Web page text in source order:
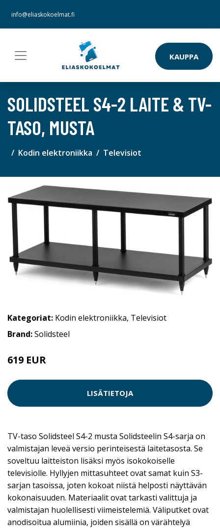
info@eliaskokoelmat.fi
KAUPPA
SOLIDSTEEL S4-2 LAITE & TV-
TASO, MUSTA
Kodin elektroniikka Televisiot
Kategoriat: Kodin elektroniikka, Televisiot
Brand:Solidsteel
619 EUR
LISÄTIETOJA
TV-taso Solidsteel S4-2 musta Solidsteelin S4-sarja on
valmistajan leveä versio perinteisestä laitetasosta. Se
soveltuu laitteiston lisäksi myös isokokoiselle
televisiolle. Hyllyjen mittasuhteet ovat samat kuin S3-
sarjan tasoissa, joten kokoat niistä helposti näyttävän
kokonaisuuden. Materiaalit ovat tarkasti valittuja ja
valmistajan huolellisesti viimeistelemiä. Väliputket ovat
anodisoitua alumiinia, joiden sisällä on värähtelyä